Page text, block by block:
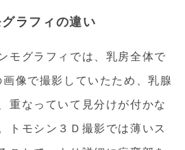
ラフィの違い
モグラフィでは、乳房全体で
像で撮影していたため、乳腺
重なっていて見分けが付かな
トモシン３Ｄ撮影では薄いス